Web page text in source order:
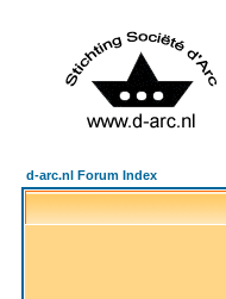
d-arc.nl Forum Index